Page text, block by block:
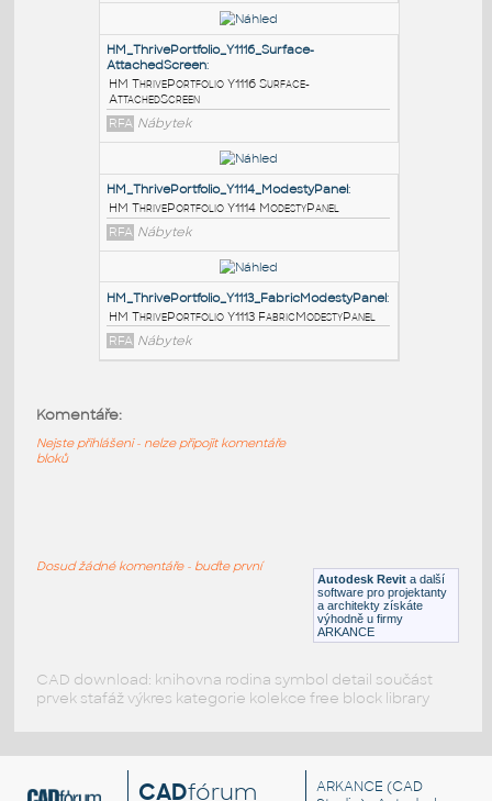
PODOBNÉ BLOKY
HM_ThrivePortfolio_Y1117_PersonalSideScreen
HM ThrivePortfolio Y1117 PersonalSideScreen
RFA Nábytek
HM_ThrivePortfolio_Y1116_Surface-
AttachedScreen:
HM ThrivePortfolio Y1116 Surface-
AttachedScreen
RFA Nábytek
HM ThrivePortfolio Y1114 ModestyPanel
HM_ThrivePortfolio_Y1113_FabricModestyPanel
HM ThrivePortfolio Y1113 FabricModestyPanel
Autodesk Revit a další
software pro projektanty
a architekty získáte
výhodně u firmy
ARKANCE
Komentáře:
Nejste přihlášeni - nelze připojit komentáře
bloků
Dosud žádné komentáře - buďte první
CAD download: knihovna rodina symbol detail součást
prvek stafáž výkres kategorie kolekce free block library
CADfórum ARKANCE (CAD